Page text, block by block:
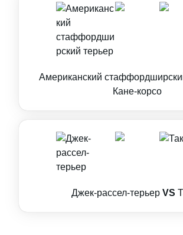
Американский
Кане-корсо
Джек-рассел-терьер VS